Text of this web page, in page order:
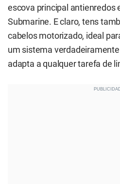
escova principal antienredos
Submarine. E claro, tens
cabelos motorizado, ideal
um sistema
adapta a qualquer tarefa de